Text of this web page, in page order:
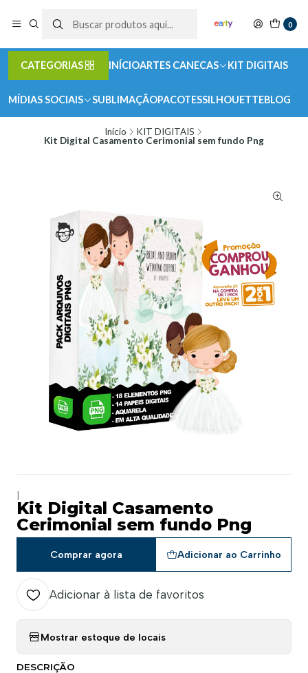
0
CATEGORIAS INÍCIOARTES CANECAS KIT DIGITAIS
MÍDIAS SOCIAIS SUBLIMAÇÃOPACOTESSILHOUETTEBLOG
Início
KIT DIGITAIS
Kit Digital Casamento Cerimonial sem fundo Png
Kit Digital Casamento
Cerimonial sem fundo Png
Adicionar ao Carrinho
Comprar agora
Adicionar à lista de favoritos
Mostrar estoque de locais
DESCRIÇÃO